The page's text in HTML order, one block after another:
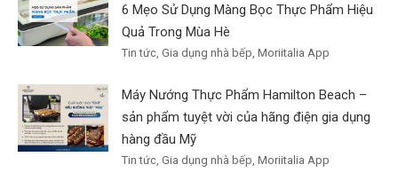
6 Mẹo Sử Dụng Màng Bọc Thực Phẩm Hiệu
Quả Trong Mùa Hè
Tin tức, Gia dụng nhà bếp, Moriitalia App
Máy Nướng Thực Phẩm Hamilton Beach –
sản phẩm tuyệt vời của hãng điện gia dụng
hàng đầu Mỹ
Tin tức, Gia dụng nhà bếp, Moriitalia App